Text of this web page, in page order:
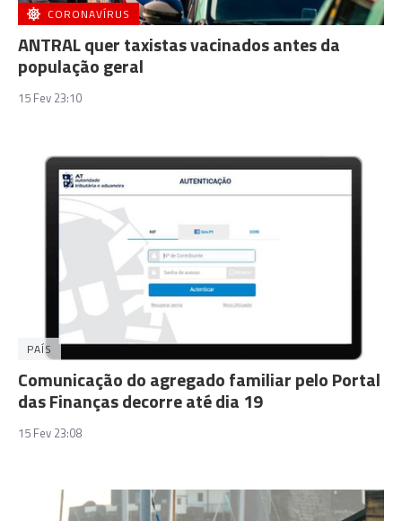
CORONAVÍRUS
ANTRAL quer taxistas vacinados antes da
população geral
15 Fev 23:10
PAÍS
Comunicação do agregado familiar pelo Portal
das Finanças decorre até dia 19
15 Fev 23:08